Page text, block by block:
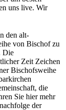
uns live. Wir
den alt-
von Bischof zu
Die
Zeit Zeichen
Bischofsweihe
die
Sie hier mehr
der